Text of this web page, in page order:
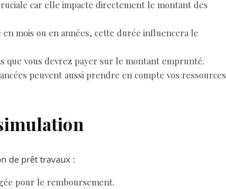
car elle impacte directement le montant des
en mois ou en années, cette durée influencera le
que vous devrez payer sur le montant emprunté.
peuvent aussi prendre en compte vos ressources
de prêt travaux :
pour le remboursement.